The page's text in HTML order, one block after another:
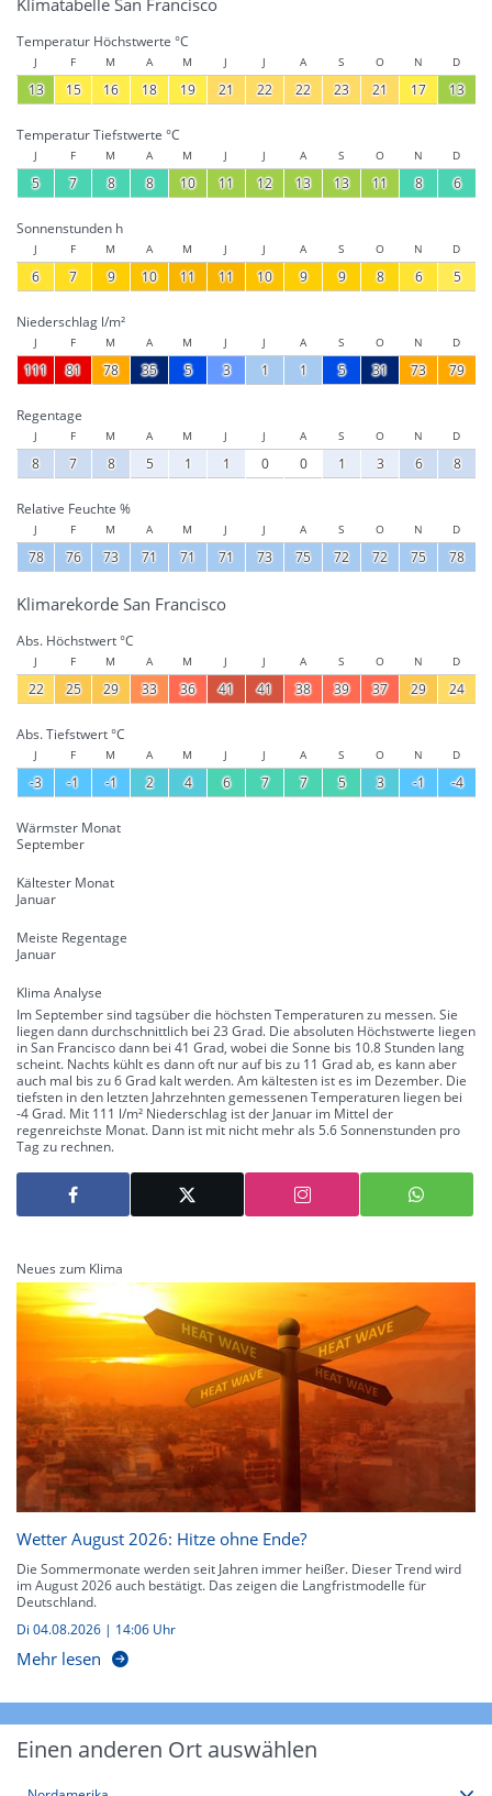
Klimatabelle San Francisco
Temperatur Höchstwerte °C
J F M A M J J A S O N D
13 15 16 18 19 21 22 22 23 21 17 13
Temperatur Tiefstwerte °C
J F M A M J J A S O N D
5 7 8 8 10 11 12 13 13 11 8 6
Sonnenstunden h
J F M A M J J A S O N D
6 7 9 10 11 11 10 9 9 8 6 5
Niederschlag l/m²
J F M A M J J A S O N D
111 81 78 35 5 3 1 1 5 31 73 79
Regentage
J F M A M J J A S O N D
8 7 8 5 1 1 0 0 1 3 6 8
Relative Feuchte %
J F M A M J J A S O N D
78 76 73 71 71 71 73 75 72 72 75 78
Klimarekorde San Francisco
Abs. Höchstwert °C
J F M A M J J A S O N D
22 25 29 33 36 41 41 38 39 37 29 24
Abs. Tiefstwert °C
J F M A M J J A S O N D
-3 -1 -1 2 4 6 7 7 5 3 -1 -4
Wärmster Monat
September
Kältester Monat
Januar
Meiste Regentage
Januar
Klima Analyse
Im September sind tagsüber die höchsten Temperaturen zu messen. Sie
liegen dann durchschnittlich bei 23 Grad. Die absoluten Höchstwerte liegen
in San Francisco dann bei 41 Grad, wobei die Sonne bis 10.8 Stunden lang
scheint. Nachts kühlt es dann oft nur auf bis zu 11 Grad ab, es kann aber
auch mal bis zu 6 Grad kalt werden. Am kältesten ist es im Dezember. Die
tiefsten in den letzten Jahrzehnten gemessenen Temperaturen liegen bei
-4 Grad. Mit 111 l/m² Niederschlag ist der Januar im Mittel der
regenreichste Monat. Dann ist mit nicht mehr als 5.6 Sonnenstunden pro
Tag zu rechnen.
Neues zum Klima
Wetter August 2026: Hitze ohne Ende?
Die Sommermonate werden seit Jahren immer heißer. Dieser Trend wird
im August 2026 auch bestätigt. Das zeigen die Langfristmodelle für
Deutschland.
Di 04.08.2026 | 14:06 Uhr
Mehr lesen
Einen anderen Ort auswählen